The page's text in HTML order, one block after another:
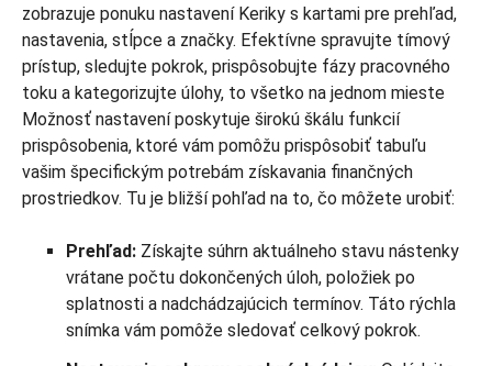
Možnosť nastavení poskytuje širokú škálu funkcií
prispôsobenia, ktoré vám pomôžu prispôsobiť tabuľu
vašim špecifickým potrebám získavania finančných
prostriedkov. Tu je bližší pohľad na to, čo môžete urobiť:
Prehľad: Získajte súhrn aktuálneho stavu nástenky
vrátane počtu dokončených úloh, položiek po
splatnosti a nadchádzajúcich termínov. Táto rýchla
snímka vám pomôže sledovať celkový pokrok.